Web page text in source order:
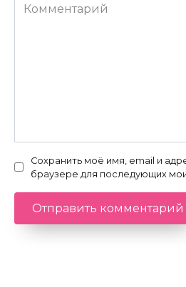
Комментарий
Сохранить моё имя, email и
браузере для последующих